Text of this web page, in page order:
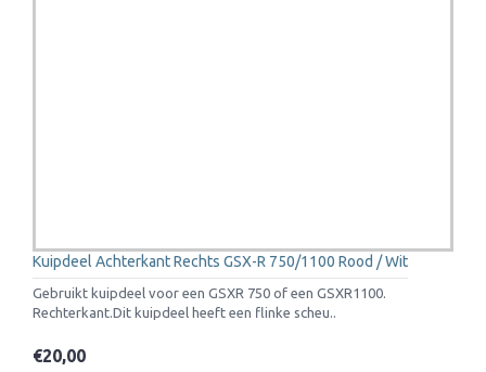
Kuipdeel Achterkant Rechts GSX-R 750/1100 Rood / Wit
Gebruikt kuipdeel voor een GSXR 750 of een GSXR1100.
Rechterkant.Dit kuipdeel heeft een flinke scheu..
€20,00